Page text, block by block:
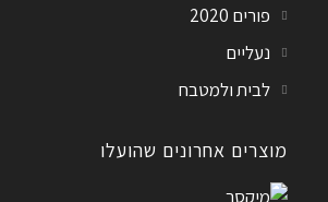
פורים 2020
נעליים
לבית ולמטבח
מוצרים אחרונים שהועלו